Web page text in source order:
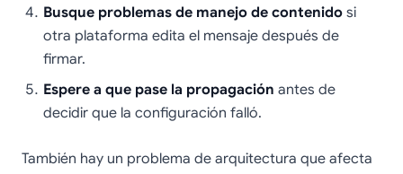
Busque problemas de manejo de contenido si
otra plataforma edita el mensaje después de
firmar.
Espere a que pase la propagación antes de
decidir que la configuración falló.
También hay un problema de arquitectura que afecta